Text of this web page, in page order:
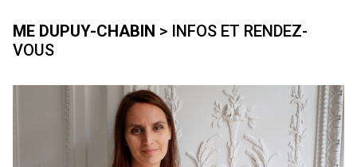
ME DUPUY-CHABIN > INFOS ET RENDEZ-
VOUS